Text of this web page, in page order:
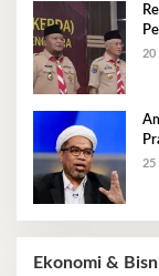
20
25
Ekonomi &